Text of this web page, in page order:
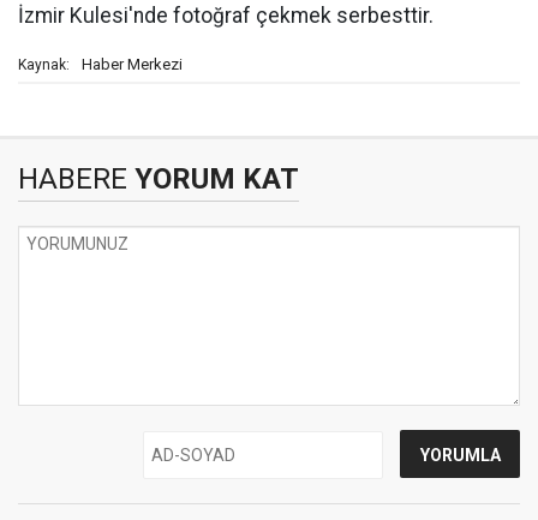
İzmir Kulesi'nde fotoğraf çekmek serbesttir.
Kaynak: Haber Merkezi
HABERE YORUM KAT